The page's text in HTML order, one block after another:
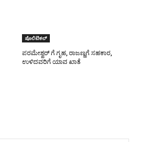
ಪೊಲಿಟಿಕಲ್
ಪರಮೇಶ್ವರ್ ಗೆ ಗೃಹ, ರಾಜಣ್ಣಗೆ ಸಹಕಾರ,
ಉಳಿದವರಿಗೆ ಯಾವ ಖಾತೆ